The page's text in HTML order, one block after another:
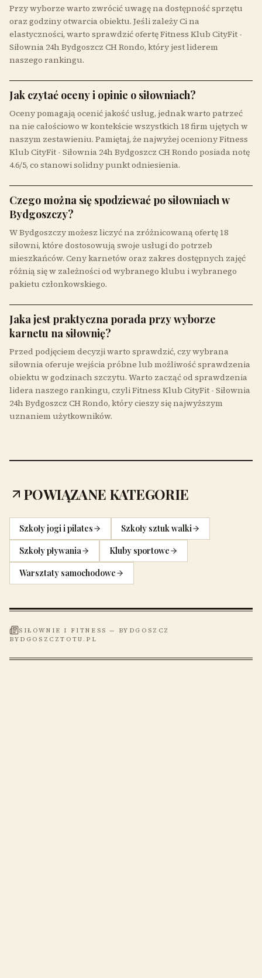
Przy wyborze warto zwrócić uwagę na dostępność sprzętu
oraz godziny otwarcia obiektu. Jeśli zależy Ci na
elastyczności, warto sprawdzić ofertę Fitness Klub CityFit -
Siłownia 24h Bydgoszcz CH Rondo, który jest liderem
naszego rankingu.
Jak czytać oceny i opinie o siłowniach?
Oceny pomagają ocenić jakość usług, jednak warto patrzeć
na nie całościowo w kontekście wszystkich 18 firm ujętych w
naszym zestawieniu. Pamiętaj, że najwyżej oceniony Fitness
Klub CityFit - Siłownia 24h Bydgoszcz CH Rondo posiada notę
4.6/5, co stanowi solidny punkt odniesienia.
Czego można się spodziewać po siłowniach w
Bydgoszczy?
W Bydgoszczy możesz liczyć na zróżnicowaną ofertę 18
siłowni, które dostosowują swoje usługi do potrzeb
mieszkańców. Ceny karnetów oraz zakres dostępnych zajęć
różnią się w zależności od wybranego klubu i wybranego
pakietu członkowskiego.
Jaka jest praktyczna porada przy wyborze
karnetu na siłownię?
Przed podjęciem decyzji warto sprawdzić, czy wybrana
siłownia oferuje wejścia próbne lub możliwość sprawdzenia
obiektu w godzinach szczytu. Warto zacząć od sprawdzenia
lidera naszego rankingu, czyli Fitness Klub CityFit - Siłownia
24h Bydgoszcz CH Rondo, który cieszy się najwyższym
uznaniem użytkowników.
POWIĄZANE KATEGORIE
Szkoły jogi i pilates
Szkoły sztuk walki
Szkoły pływania
Kluby sportowe
Warsztaty samochodowe
SIŁOWNIE I FITNESS — BYDGOSZCZ
BYDGOSZCZTOTU.PL